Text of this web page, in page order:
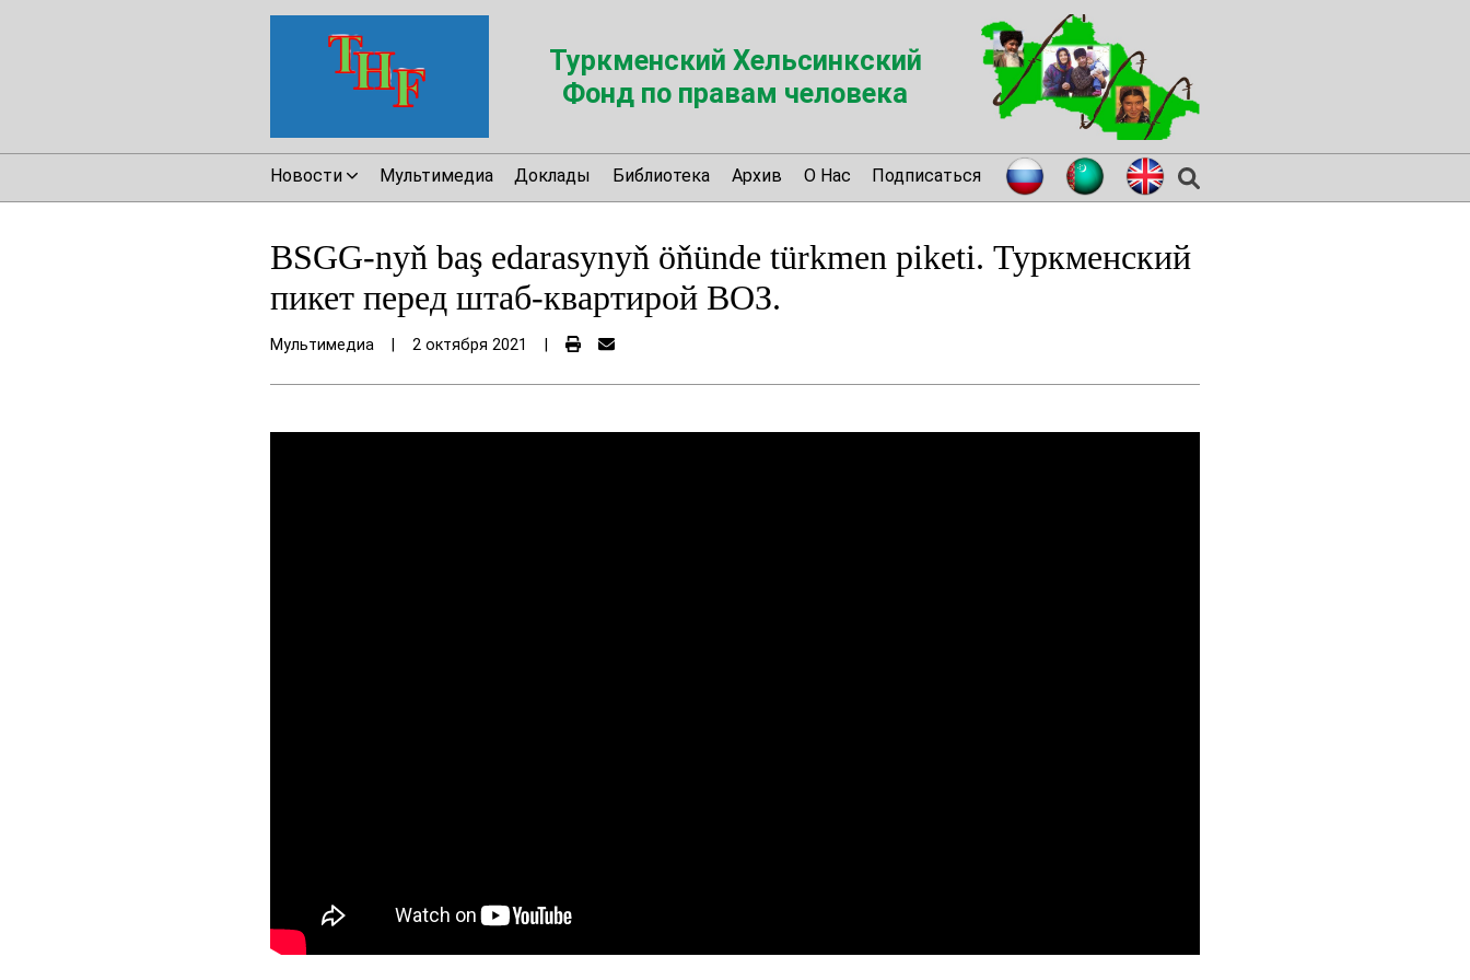
Туркменский Хельсинкский
Фонд по правам человека
Новости Мультимедиа Доклады Библиотека Архив О Нас Подписаться
BSGG-nyň baş edarasynyň öňünde türkmen piketi. Туркменский
пикет перед штаб-квартирой ВОЗ.
Мультимедиа 2 октября 2021